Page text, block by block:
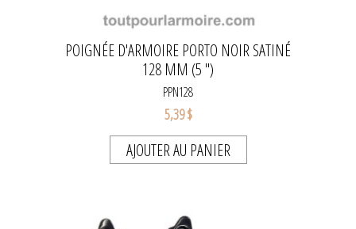
POIGNÉE D'ARMOIRE PORTO NOIR SATINÉ
128 MM (5 ")
PPN128
5,39 $
AJOUTER AU PANIER